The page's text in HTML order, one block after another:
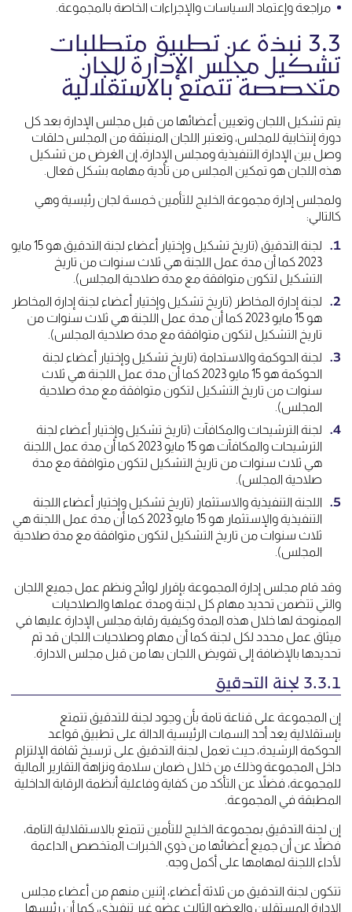
مراجعة وإعتماد السياسات والإجراءات الخاصة بالمجموعة.
3.3 نبذة عن تطبيق متطلبات
تشكيل مجلس الإدارة للجان
متخصصة تتمتع بالاستقلالية
يتم تشكيل اللجان وتعيين أعضائها من قبل مجلس الإدارة بعد كل
دورة إنتخابية للمجلس، وتعتبر اللجان المنبثقة من المجلس حلقات
وصل بين الإدارة التنفيذية ومجلس الإدارة، إن الغرض من تشكيل
هذه اللجان هو تمكين المجلس من تأدية مهامه بشكل فعال.
ولمجلس إدارة مجموعة الخليج للتأمين خمسة لجان رئيسية وهي
كالتالي:
لجنة التدقيق (تاريخ تشكيل وإختيار أعضاء لجنة التدقيق هو 15 مايو
2023 كما أن مدة عمل اللجنة هي ثلاث سنوات من تاريخ
التشكيل لتكون متوافقة مع مدة صلاحية المجلس).
لجنة إدارة المخاطر (تاريخ تشكيل وإختيار أعضاء لجنة إدارة المخاطر
هو 15 مايو 2023 كما أن مدة عمل اللجنة هي ثلاث سنوات من
تاريخ التشكيل لتكون متوافقة مع مدة صلاحية المجلس).
لجنة الحوكمة والاستدامة (تاريخ تشكيل وإختيار أعضاء لجنة
الحوكمة هو 15 مايو 2023 كما أن مدة عمل اللجنة هي ثلاث
سنوات من تاريخ التشكيل لتكون متوافقة مع مدة صلاحية
المجلس).
لجنة الترشيحات والمكافآت (تاريخ تشكيل وإختيار أعضاء لجنة
الترشيحات والمكافآت هو 15 مايو 2023 كما أن مدة عمل اللجنة
هي ثلاث سنوات من تاريخ التشكيل لتكون متوافقة مع مدة
صلاحية المجلس).
اللجنة التنفيذية والاستثمار (تاريخ تشكيل وإختيار أعضاء اللجنة
التنفيذية والإستثمار هو 15 مايو 2023 كما أن مدة عمل اللجنة هي
ثلاث سنوات من تاريخ التشكيل لتكون متوافقة مع مدة صلاحية
المجلس).
وقد قام مجلس إدارة المجموعة بإقرار لوائح ونظم عمل جميع اللجان
والتي تتضمن تحديد مهام كل لجنة ومدة عملها والصلاحيات
الممنوحة لها خلال هذه المدة وكيفية رقابة مجلس الإدارة عليها في
ميثاق عمل محدد لكل لجنة كما أن مهام وصلاحيات اللجان قد تم
تحديدها بالإضافة إلى تفويض اللجان بها من قبل مجلس الادارة.
3.3.1 لجنة التدقيق
إن المجموعة على قناعة تامة بأن وجود لجنة للتدقيق تتمتع
بإستقلالية يعد أحد السمات الرئيسية الدالة على تطبيق قواعد
الحوكمة الرشيدة، حيث تعمل لجنة التدقيق على ترسيخ ثقافة الإلتزام
داخل المجموعة وذلك من خلال ضمان سلامة ونزاهة التقارير المالية
للمجموعة، فضلاً عن التأكد من كفاية وفاعلية أنظمة الرقابة الداخلية
المطبقة في المجموعة.
إن لجنة التدقيق بمجموعة الخليج للتأمين تتمتع بالاستقلالية التامة،
فضلاً عن أن جميع أعضائها من ذوي الخبرات المتخصص الداعمة
لأداء اللجنة لمهامها على أكمل وجه.
تتكون لجنة التدقيق من ثلاثة أعضاء، إثنين منهم من أعضاء مجلس
الإدارة المستقلين والعضو الثالث عضو غير تنفيذي، كما أن رئيسها